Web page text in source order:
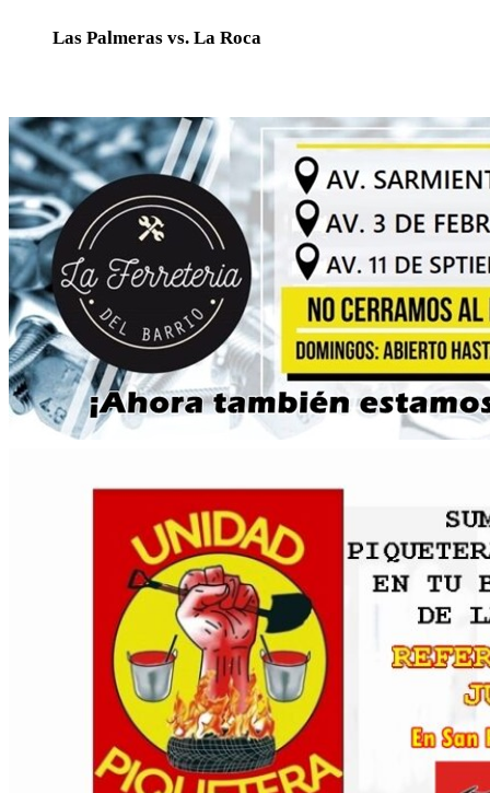
Las Palmeras vs. La Roca